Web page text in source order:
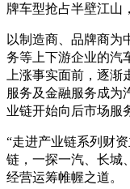
牌车型抢占半壁江山
以制造商、品牌商为
务等上下游企业的汽
上涨事实面前，逐
服务及金融服务成为
业链开始向后市场服
“走进产业链系列财
链，一探一汽、长城
经营运筹帷幄之道。